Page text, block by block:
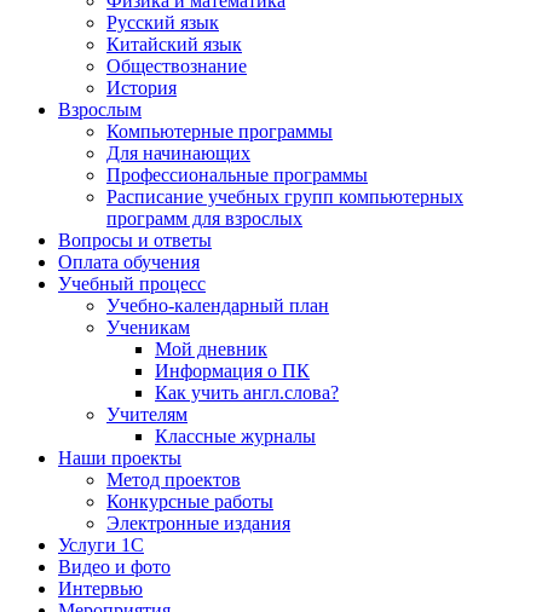
Русский язык
Китайский язык
Обществознание
История
Взрослым
Компьютерные программы
Для начинающих
Профессиональные программы
Расписание учебных групп компьютерных
программ для взрослых
Вопросы и ответы
Оплата обучения
Учебный процесс
Учебно-календарный план
Ученикам
Мой дневник
Информация о ПК
Как учить англ.слова?
Учителям
Классные журналы
Наши проекты
Метод проектов
Конкурсные работы
Электронные издания
Услуги 1C
Видео и фото
Интервью